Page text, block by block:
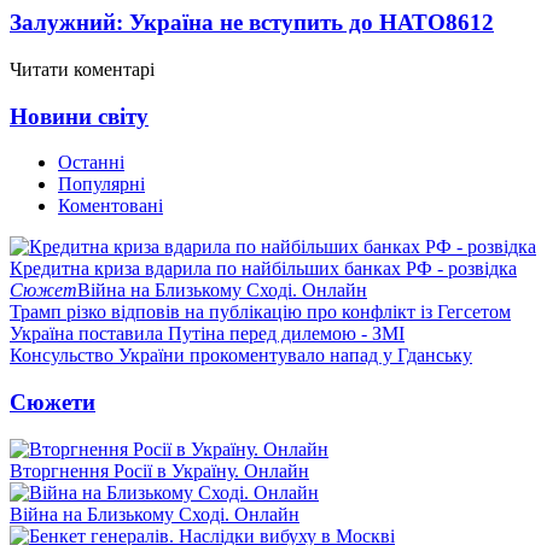
Залужний: Україна не вступить до НАТО8612
Читати коментарі
Новини світу
Останні
Популярні
Коментовані
Кредитна криза вдарила по найбільших банках РФ - розвідка
СюжетВійна на Близькому Сході. Онлайн
Трамп різко відповів на публікацію про конфлікт із Гегсетом
Україна поставила Путіна перед дилемою - ЗМІ
Консульство України прокоментувало напад у Гданську
Сюжети
Вторгнення Росії в Україну. Онлайн
Війна на Близькому Сході. Онлайн